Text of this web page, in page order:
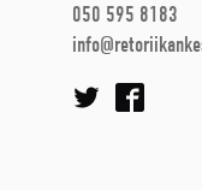
050 595 8183